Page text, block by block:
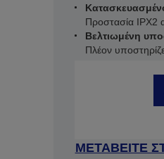
Προστασία IPX2
Βελτιωμένη
Πλέον
ΜΕΤΑΒΕΙΤΕ